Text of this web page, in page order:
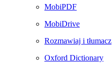
MobiPDF
MobiDrive
Rozmawiaj i tłumacz
Oxford Dictionary